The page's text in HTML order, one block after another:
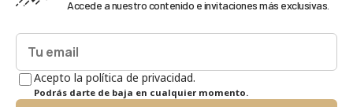
Accede a nuestro contenido e invitaciones más exclusivas.
Acepto la política de privacidad.
Podrás darte de baja en cualquier momento.